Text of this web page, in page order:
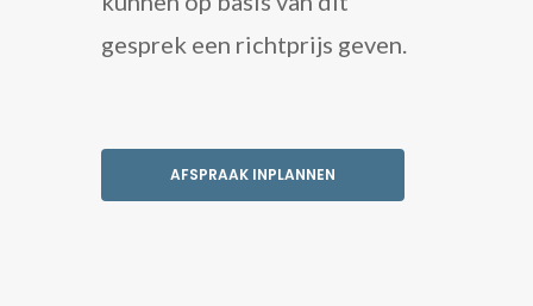
gesprek een richtprijs geven.
AFSPRAAK INPLANNEN